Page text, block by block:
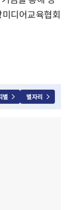
디어교육협회
별 별자리